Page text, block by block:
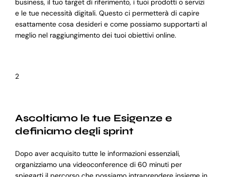
business, il tuo target di riferimento, i tuoi prodotti o servizi
e le tue necessità digitali. Questo ci permetterà di capire
esattamente cosa desideri e come possiamo supportarti al
meglio nel raggiungimento dei tuoi obiettivi online.
2
Ascoltiamo le tue Esigenze e
definiamo degli sprint
Dopo aver acquisito tutte le informazioni essenziali,
organizziamo una videoconference di 60 minuti per